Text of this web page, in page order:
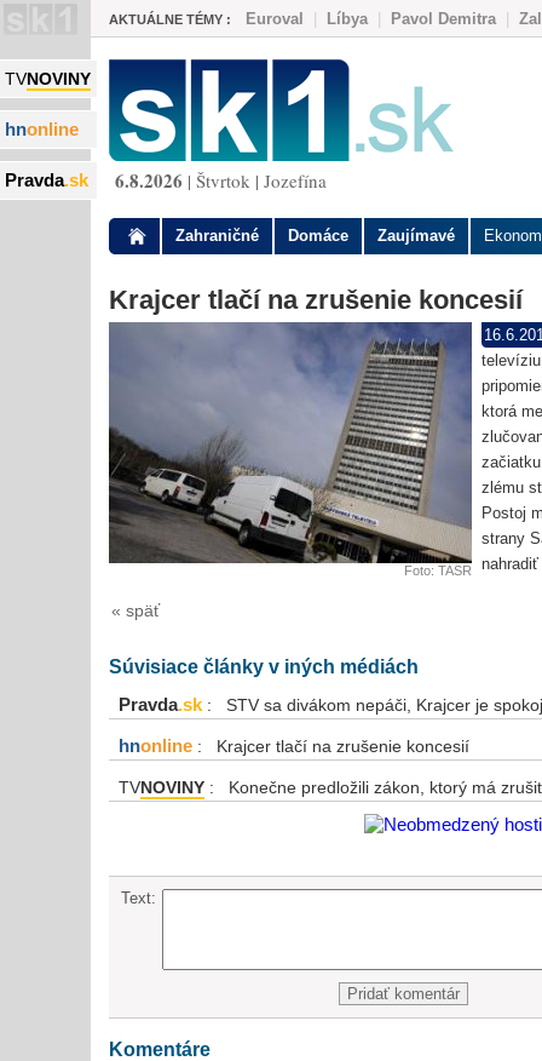
TVNOVINY
hnonline
Pravda.sk
AKTUÁLNE TÉMY : Euroval Líbya| Pavol Demitra|
6.8.2026 | Štvrtok | Jozefína
Zahraničné Domáce Zaujímavé
Krajcer tlačí na zrušenie koncesií
Foto: TASR
ktorá
zlému
Postoj
strany
« späť
Súvisiace články v iných médiách
Pravda.sk : STV sa divákom nepáči, Krajcer je
hnonline : Krajcer tlačí na zrušenie koncesií
TVNOVINY : Konečne predložili zákon, ktorý má
Text:
Komentáre